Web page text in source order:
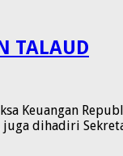
TALAUD
Keuangan
dihadiri